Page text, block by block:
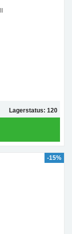
Lagerstatus: 120
-15%